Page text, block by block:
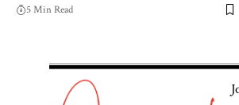
5 Min Read